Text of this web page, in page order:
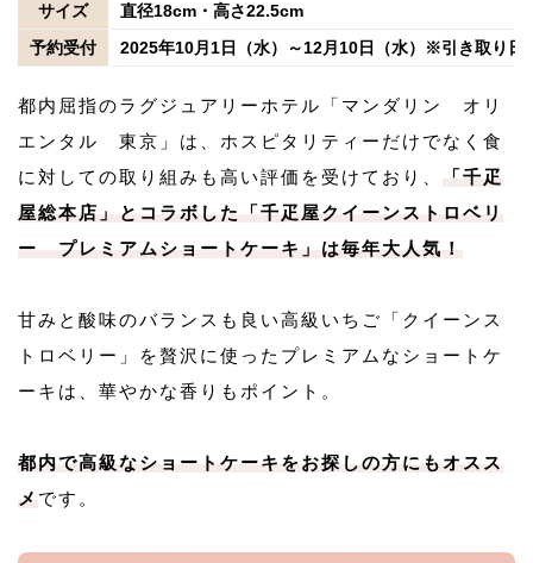
サイズ
直径18cm・高さ22.5cm
予約受付
2025年10月1日（水）～12月10日（水）※引き取り日
都内屈指のラグジュアリーホテル「マンダリン オリ
エンタル 東京」は、ホスピタリティーだけでなく食
に対しての取り組みも高い評価を受けており、
「千疋
屋総本店」とコラボした「千疋屋クイーンストロベリ
ー プレミアムショートケーキ」は毎年大人気！
甘みと酸味のバランスも良い高級いちご「クイーンス
トロベリー」を贅沢に使ったプレミアムなショートケ
ーキは、華やかな香りもポイント。
都内で高級なショートケーキをお探しの方にもオスス
メ です。